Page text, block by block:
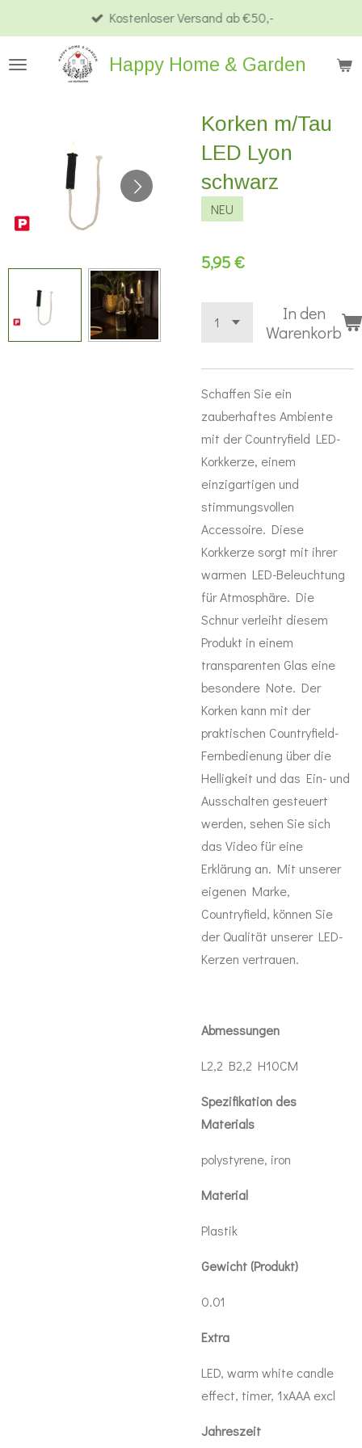
Hauptinhalt
springen
Happy Home & Garden
Kostenloser Versand ab €50,-
Korken m/Tau
LED Lyon
schwarz
NEU
5,95 €
In den
Warenkorb
Schaffen Sie ein
zauberhaftes Ambiente
mit der Countryfield LED-
Korkkerze, einem
einzigartigen und
stimmungsvollen
Accessoire. Diese
Korkkerze sorgt mit ihrer
warmen LED-Beleuchtung
für Atmosphäre. Die
Schnur verleiht diesem
Produkt in einem
transparenten Glas eine
besondere Note. Der
Korken kann mit der
praktischen Countryfield-
Fernbedienung über die
Helligkeit und das Ein- und
Ausschalten gesteuert
werden, sehen Sie sich
das Video für eine
Erklärung an. Mit unserer
eigenen Marke,
Countryfield, können Sie
der Qualität unserer LED-
Kerzen vertrauen.
Abmessungen
L2,2 B2,2 H10CM
Spezifikation des
Materials
polystyrene, iron
Material
Plastik
Gewicht (Produkt)
0.01
Extra
LED, warm white candle
effect, timer, 1xAAA excl
Jahreszeit